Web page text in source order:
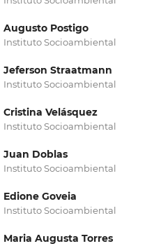
Augusto Postigo
Instituto Socioambiental
Jeferson Straatmann
Instituto Socioambiental
Cristina Velásquez
Instituto Socioambiental
Juan Doblas
Instituto Socioambiental
Edione Goveia
Instituto Socioambiental
Maria Augusta Torres